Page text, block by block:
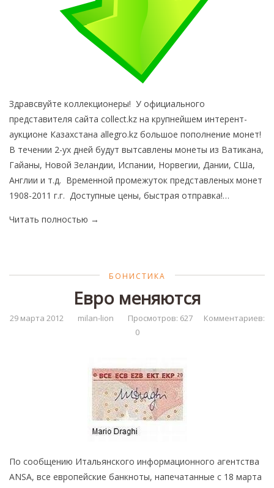
Здравсвуйте коллекционеры! У официального
представителя сайта collect.kz на крупнейшем интерент-
аукционе Казахстана allegro.kz большое пополнение монет!
В течении 2-ух дней будут вытсавлены монеты из Ватикана,
Гайаны, Новой Зеландии, Испании, Норвегии, Дании, СШа,
Англии и т.д. Временной промежуток представленых монет
1908-2011 г.г. Доступные цены, быстрая отправка!…
Читать полностью →
БОНИСТИКА
Евро меняются
29 марта 2012 milan-lion Просмотров: 627 Комментариев:
0
По сообщению Итальянского информационного агентства
ANSA, все европейские банкноты, напечатанные с 18 марта